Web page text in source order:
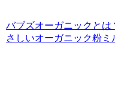
バブズオーガニックとは
さしいオーガニック粉ミ